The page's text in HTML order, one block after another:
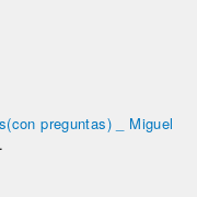
preguntas) _ Miguel
.